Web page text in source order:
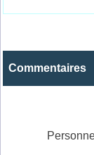
Commentaires